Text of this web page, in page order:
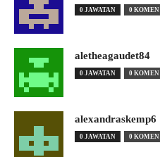
0 JAWATAN 0 KOMEN
aletheagaudet84
0 JAWATAN 0 KOMEN
alexandraskemp6
0 JAWATAN 0 KOMEN